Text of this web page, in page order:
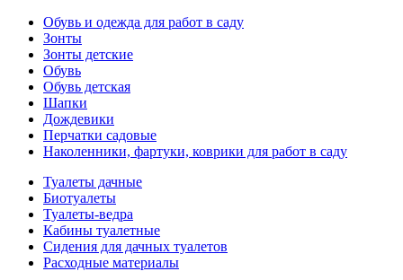
Обувь и одежда для работ в саду
Зонты
Зонты детские
Обувь
Обувь детская
Шапки
Дождевики
Перчатки садовые
Наколенники, фартуки, коврики для работ в саду
Туалеты дачные
Биотуалеты
Туалеты-ведра
Кабины туалетные
Сидения для дачных туалетов
Расходные материалы